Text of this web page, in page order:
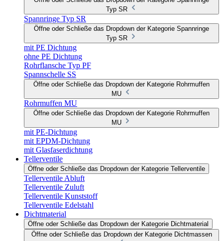
Typ SR
Spannringe Typ SR
Öffne oder Schließe das Dropdown der Kategorie Spannringe
Typ SR
mit PE Dichtung
ohne PE Dichtung
Rohrflansche Typ PF
Spannschelle SS
Öffne oder Schließe das Dropdown der Kategorie Rohrmuffen
MU
Rohrmuffen MU
Öffne oder Schließe das Dropdown der Kategorie Rohrmuffen
MU
mit PE-Dichtung
mit EPDM-Dichtung
mit Glasfaserdichtung
Tellerventile
Öffne oder Schließe das Dropdown der Kategorie Tellerventile
Tellerventile Abluft
Tellerventile Zuluft
Tellerventile Kunststoff
Tellerventile Edelstahl
Dichtmaterial
Öffne oder Schließe das Dropdown der Kategorie Dichtmaterial
Öffne oder Schließe das Dropdown der Kategorie Dichtmassen